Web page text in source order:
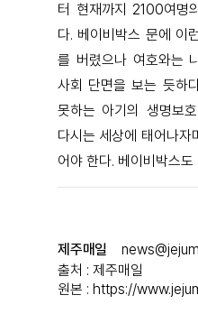
터 현재까지 2100여명
다. 베이비박스 문에 이
를 버렸으나 여호와는
사회 단면을 보는 듯하
못하는 아기의 생명보
다시는 세상에 태어나자
어야 한다. 베이비박스도
제주매일
출처 : 제주매일
원본 : https://